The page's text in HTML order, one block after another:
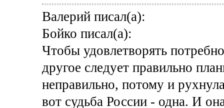
Валерий писал(а):
Бойко писал(а):
Чтобы удовлетворять
другое следует правильно
неправильно, потому и
вот судьба России - одна. И